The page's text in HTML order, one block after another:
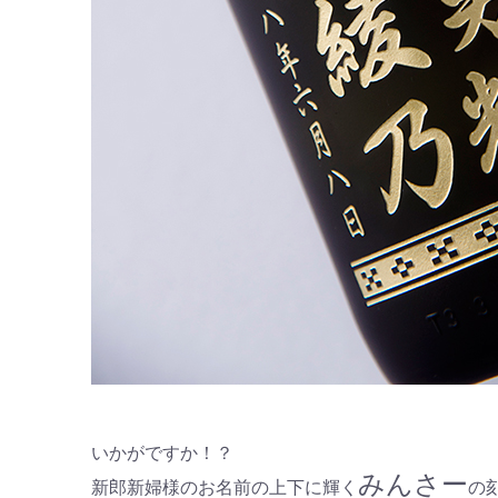
いかがですか！？
新郎新婦様のお名前の上下に輝く みんさーの